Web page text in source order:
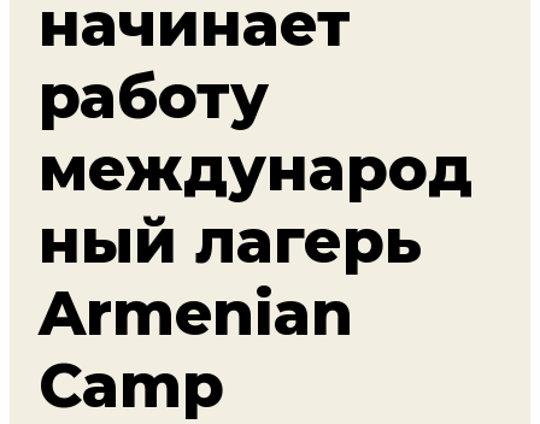
начинает
работу
международ
ный лагерь
Armenian
Camp